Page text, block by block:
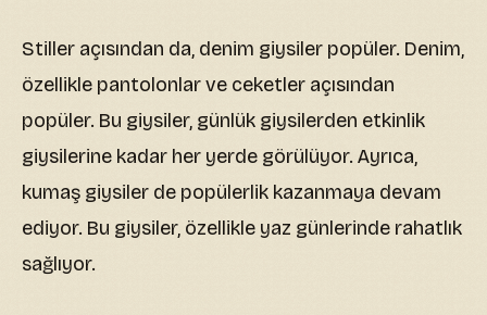
Stiller açısından da, denim giysiler popüler. Denim,
özellikle pantolonlar ve ceketler açısından
popüler. Bu giysiler, günlük giysilerden etkinlik
giysilerine kadar her yerde görülüyor. Ayrıca,
kumaş giysiler de popülerlik kazanmaya devam
ediyor. Bu giysiler, özellikle yaz günlerinde rahatlık
sağlıyor.